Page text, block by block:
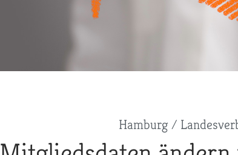
Hamburg